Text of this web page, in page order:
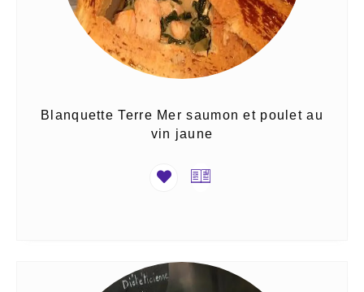
Blanquette Terre Mer saumon et poulet au
vin jaune